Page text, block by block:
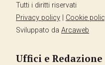
Tutti i diritti riservati
Privacy policy
Cookie
Sviluppato da Arcaweb
Uffici e Redazione